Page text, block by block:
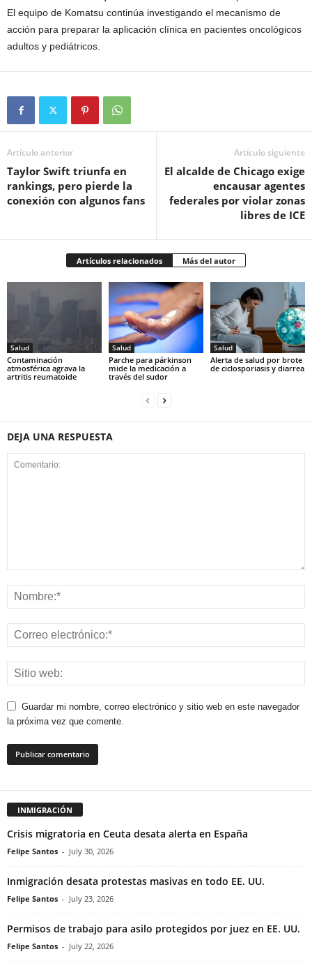
El equipo de Komatsu continúa investigando el mecanismo de
acción para preparar la aplicación clínica en pacientes oncológicos
adultos y pediátricos.
Artículo anterior
Taylor Swift triunfa en
rankings, pero pierde la
conexión con algunos fans
Artículo siguiente
El alcalde de Chicago exige
encausar agentes
federales por violar zonas
libres de ICE
Artículos relacionados Más del autor
Salud
Contaminación
atmosférica agrava la
artritis reumatoide
Salud
Parche para párkinson
mide la medicación a
través del sudor
Salud
Alerta de salud por brote
de ciclosporiasis y diarrea
DEJA UNA RESPUESTA
Guardar mi nombre, correo electrónico y sitio web en este navegador
la próxima vez que comente.
INMIGRACIÓN
Crisis migratoria en Ceuta desata alerta en España
Felipe Santos - July 30, 2026
Inmigración desata protestas masivas en todo EE. UU.
Felipe Santos - July 23, 2026
Permisos de trabajo para asilo protegidos por juez en EE. UU.
Felipe Santos - July 22, 2026